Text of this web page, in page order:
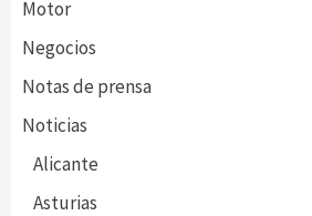
Motor
Negocios
Notas de prensa
Noticias
Alicante
Asturias